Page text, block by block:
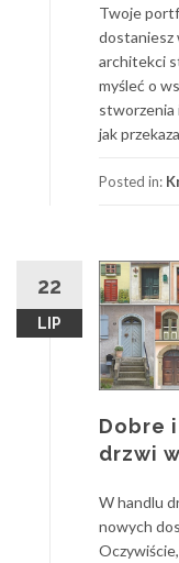
Twoje
dostaniesz
architekci
myśleć o
stworzenia
jak
Posted in:
22
LIP
Dobre
drzwi
W handlu
nowych